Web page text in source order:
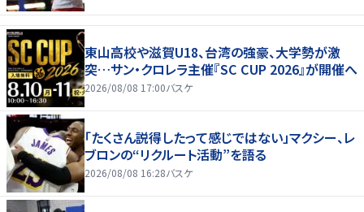
東山高校や滋賀U18、台湾の強豪、大学勢が激
突…サン・クロレラ主催『SC CUP 2026』が開催へ
2026/08/08 17:00バスケ
「たくさん説得したって感じではない」マクシー、レ
ブロンの“リクルート活動”を語る
2026/08/08 16:28バスケ